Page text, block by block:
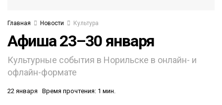
Главная Новости Культура
Афиша 23–30 января
Культурные события в Норильске в онлайн- и
офлайн-формате
22 января Время прочтения: 1 мин.